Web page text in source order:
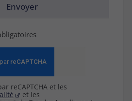
Envoyer
reCAPTCHA et les
et les